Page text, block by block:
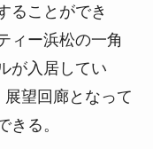
ることができ
ィー浜松の一角
が入居してい
望回廊となって
きる。